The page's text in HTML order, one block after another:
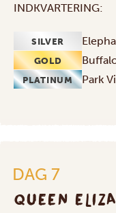
INDKVARTERING:
SILVER
GOLD
PLATINUM Park
DAG 7
QUEEN